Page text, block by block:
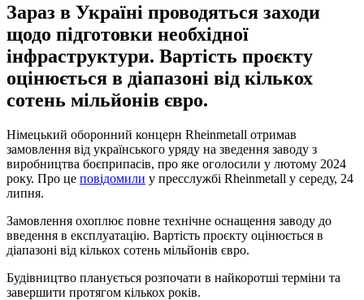
Зараз в Україні проводяться заходи
щодо підготовки необхідної
інфраструктури. Вартість проєкту
оцінюється в діапазоні від кількох
сотень мільйонів євро.
Німецький оборонний концерн Rheinmetall отримав
замовлення від українського уряду на зведення заводу з
виробництва боєприпасів, про яке оголосили у лютому 2024
року. Про це повідомили у пресслужбі Rheinmetall у середу, 24
липня.
Замовлення охоплює повне технічне оснащення заводу до
введення в експлуатацію. Вартість проєкту оцінюється в
діапазоні від кількох сотень мільйонів євро.
Будівництво планується розпочати в найкоротші терміни та
завершити протягом кількох років.